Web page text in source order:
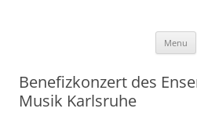
Menu
Benefizkonzert des
Musik Karlsruhe